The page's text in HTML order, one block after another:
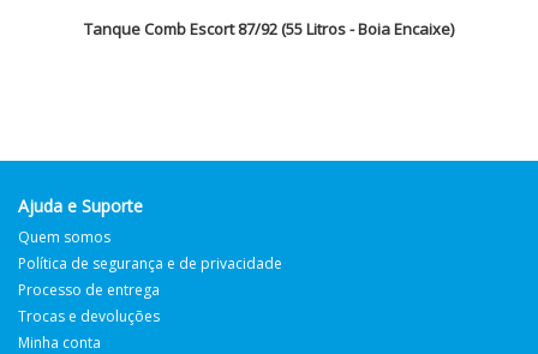
Tanque Comb Escort 87/92 (55 Litros - Boia Encaixe)
Ajuda e Suporte
Quem somos
Política de segurança e de privacidade
Processo de entrega
Trocas e devoluções
Minha conta